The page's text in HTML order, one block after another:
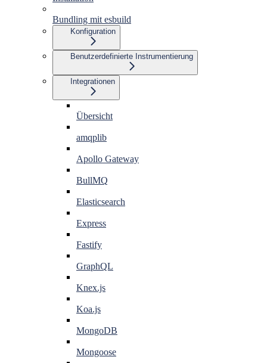
Bundling mit esbuild
Konfiguration
Benutzerdefinierte Instrumentierung
Integrationen
Übersicht
amqplib
Apollo Gateway
BullMQ
Elasticsearch
Express
Fastify
GraphQL
Knex.js
Koa.js
MongoDB
Mongoose